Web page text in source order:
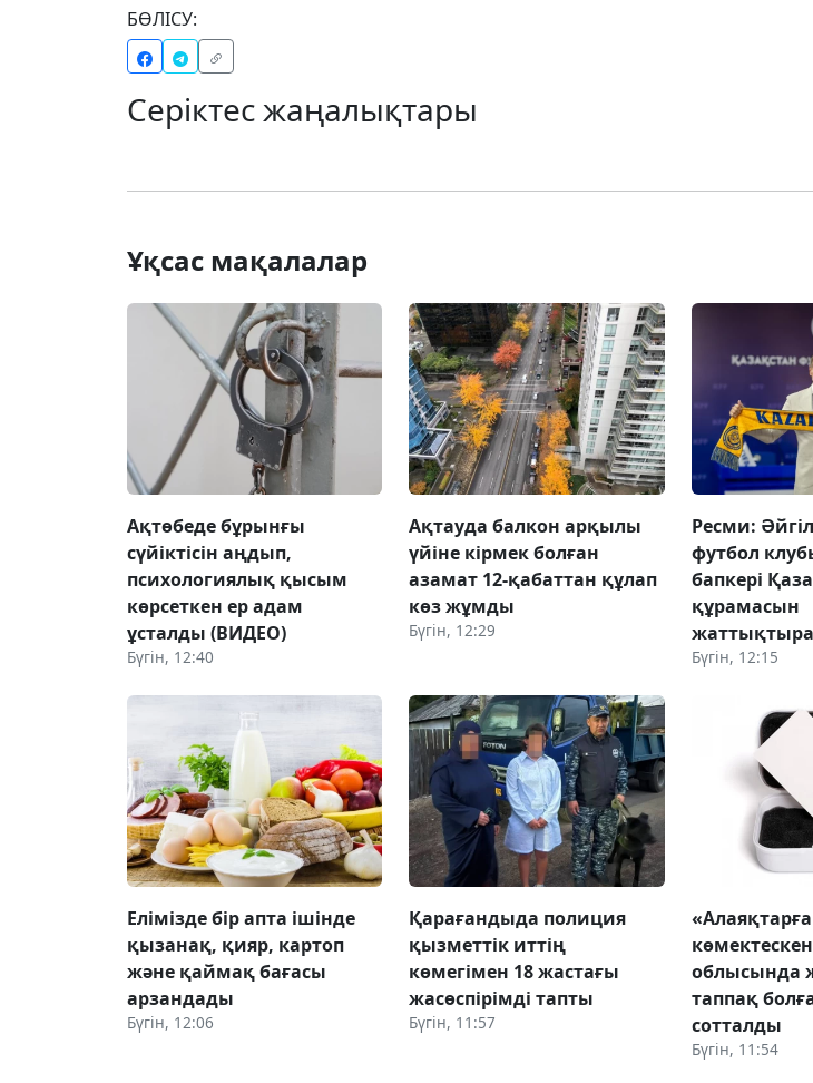
БӨЛІСУ:
Серіктес жаңалықтары
Ұқсас мақалалар
Ақтөбеде бұрынғы
сүйіктісін аңдып,
психологиялық қысым
көрсеткен ер адам
ұсталды (ВИДЕО)
Бүгін, 12:40
Ақтауда балкон арқылы
үйіне кірмек болған
азамат 12-қабаттан құлап
көз жұмды
Бүгін, 12:29
Ресми:
футбол
бапкері
құрамасын
Бүгін, 12:15
Елімізде бір апта ішінде
қызанақ, қияр, картоп
және қаймақ бағасы
арзандады
Бүгін, 12:06
Қарағандыда полиция
қызметтік иттің
көмегімен 18 жастағы
жасөспірімді тапты
Бүгін, 11:57
«Алаяқтарға
облысында
таппақ
сотталды
Бүгін, 11:54